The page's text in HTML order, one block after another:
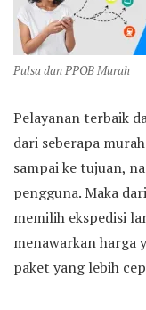
Pulsa dan PPOB Murah
Pelayanan terbaik
dari seberapa
sampai ke tujuan,
pengguna. Maka
memilih ekspedisi
menawarkan harga
paket yang lebih